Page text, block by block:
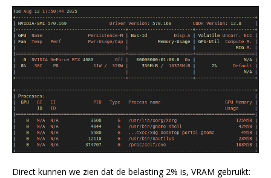
Direct kunnen we zien dat de belasting 2% is, VRAM gebruikt: